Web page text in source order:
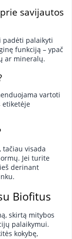
savijautos
padėti palaikyti
funkciją – ypač
ar mineralų.
vartoti
etiketėje
visada
Jei turite
derinant
Biofitus
skirtą mitybos
palaikymui.
kokybę,